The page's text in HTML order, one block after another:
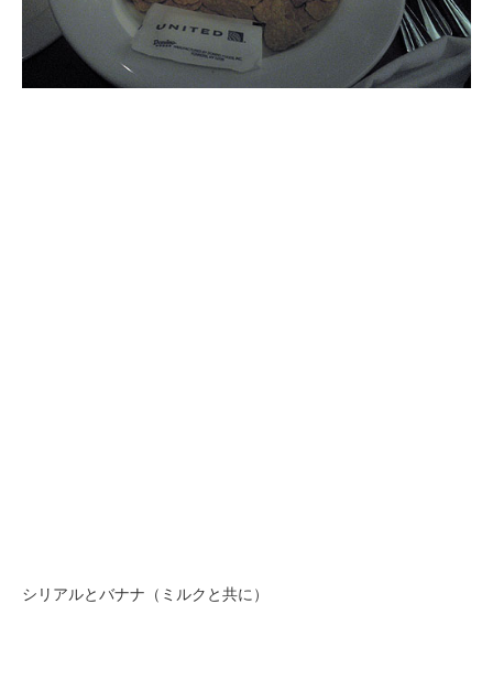
シリアルとバナナ（ミルクと共に）